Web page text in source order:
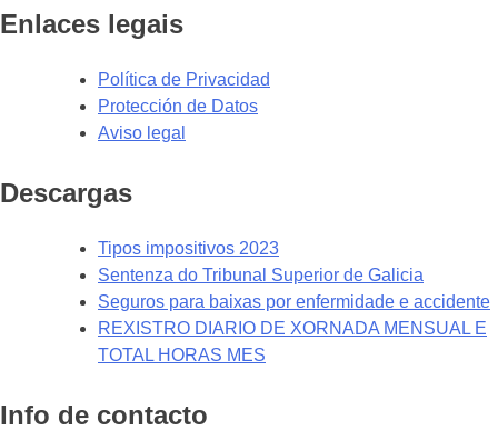
Enlaces legais
Política de Privacidad
Protección de Datos
Aviso legal
Descargas
Tipos impositivos 2023
Sentenza do Tribunal Superior de Galicia
Seguros para baixas por enfermidade e accidente
REXISTRO DIARIO DE XORNADA MENSUAL E
TOTAL HORAS MES
Info de contacto